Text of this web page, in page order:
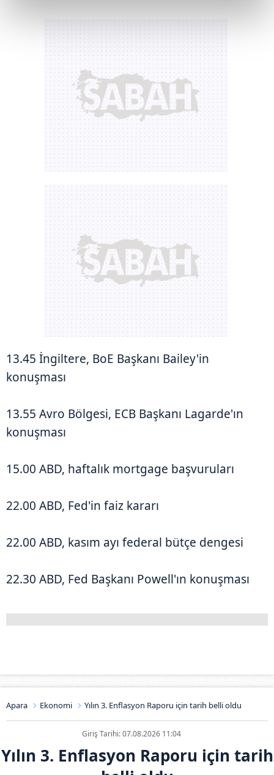
13.45 İngiltere, BoE Başkanı Bailey'in
konuşması
13.55 Avro Bölgesi, ECB Başkanı Lagarde'ın
konuşması
15.00 ABD, haftalık mortgage başvuruları
22.00 ABD, Fed'in faiz kararı
22.00 ABD, kasım ayı federal bütçe dengesi
22.30 ABD, Fed Başkanı Powell'ın konuşması
Apara Ekonomi Yılın 3. Enflasyon Raporu için tarih belli oldu
Giriş Tarihi: 07.08.2026 11:04
Yılın 3. Enflasyon Raporu için tarih